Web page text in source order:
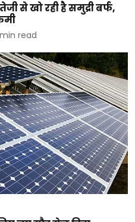
से खो रही है समुद्री बर्फ,
min read